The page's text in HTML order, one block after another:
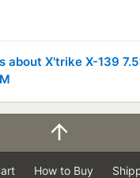
В остальном всё
about X'trike X-139
How to Buy